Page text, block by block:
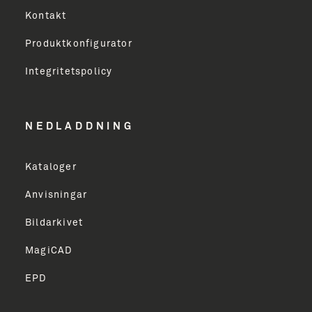
Virksomhed
Email Address
Kontakt
Produktkonfigurator
Integritetspolicy
NEDLADDNING
Kataloger
Anvisningar
Bildarkivet
MagiCAD
EPD